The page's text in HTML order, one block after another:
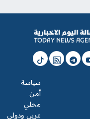
سياسة
أمن
محلي
عربي ودولي